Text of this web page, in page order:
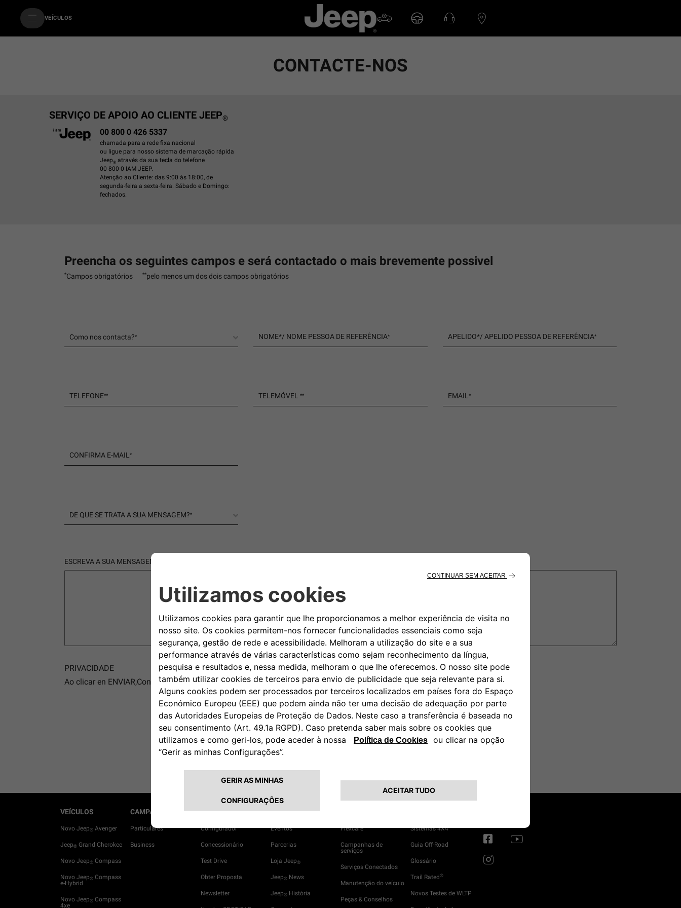
VEÍCULOS
CONTACTE-NOS
SERVIÇO DE APOIO AO CLIENTE JEEP®
00 800 0 426 5337
chamada para a rede fixa nacional
ou ligue para nosso sistema de marcação rápida
Jeep® através da sua tecla do telefone
00 800 0 IAM JEEP.
Atenção ao Cliente: das 9:00 às 18:00, de
segunda-feira a sexta-feira. Sábado e Domingo:
fechados.
Preencha os seguintes campos e será contactado o mais brevemente possivel
*Campos obrigatórios **pelo menos um dos dois campos obrigatórios
Como nos contacta?* NOME*/ NOME PESSOA DE REFERÊNCIA* APELIDO*/ APELIDO PESSOA DE REFERÊNCIA*
TELEFONE** TELEMÓVEL** EMAIL *
CONFIRMA E-MAIL *
DE QUE SE TRATA A SUA MENSAGEM?*
ESCREVA A SUA MENSAGEM
PRIVACIDADE
Ao clicar en ENVIAR,Confirmo que li e entendí oAviso de Privacidade
ENVIAR
VEÍCULOS
Novo Jeep® Avenger
Jeep® Grand Cherokee
Novo Jeep® Compass
Novo Jeep® Compass
e-Hybrid
Novo Jeep® Compass
4xe
CAMPANHAS
Particulares
Business
ADQUIRIR UM JEEP
Configurador
Concessionário
Test Drive
Obter Proposta
Newsletter
JEEP LIFE
Eventos
Parcerias
Loja Jeep®
Jeep®News
Jeep®História
Flexcare
Campanhas de
serviços
Serviços Conectados
Manutenção do veículo
Peças & Conselhos
Sistemas 4X4
Guia Off-Road
Glossário
Trail Rated®
Novos Testes de WLTP